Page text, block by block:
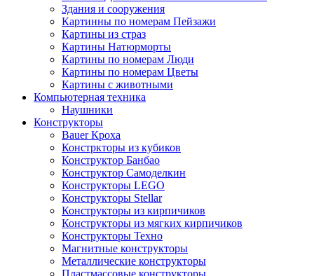
Здания и сооружения
Картинны по номерам Пейзажи
Картины из страз
Картины Натюрморты
Картины по номерам Люди
Картины по номерам Цветы
Картины с животными
Компьютерная техника
Наушники
Конструкторы
Bauer Кроха
Констркторы из кубиков
Конструктор Банбао
Конструктор Самоделкин
Конструкторы LEGO
Конструкторы Stellar
Конструкторы из кирпичиков
Конструкторы из мягких кирпичиков
Конструкторы Техно
Магнитные конструкторы
Металлические конструкторы
Пластмассовые конструкторы